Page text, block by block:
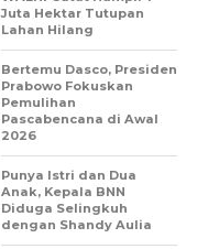
Juta Hektar Tutupan
Lahan Hilang
Bertemu Dasco, Presiden
Prabowo Fokuskan
Pemulihan
Pascabencana di Awal
2026
Punya Istri dan Dua
Anak, Kepala BNN
Diduga Selingkuh
dengan Shandy Aulia